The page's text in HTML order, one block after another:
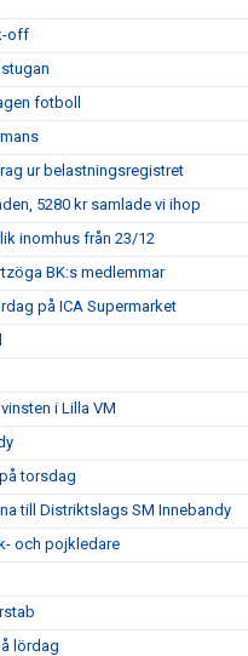
off
fotboll
ur belastningsregistret
5280 kr samlade vi ihop
inomhus från 23/12
BK:s medlemmar
på ICA Supermarket
vinsten i Lilla VM
torsdag
till Distriktslags SM Innebandy
och pojkledare
lördag